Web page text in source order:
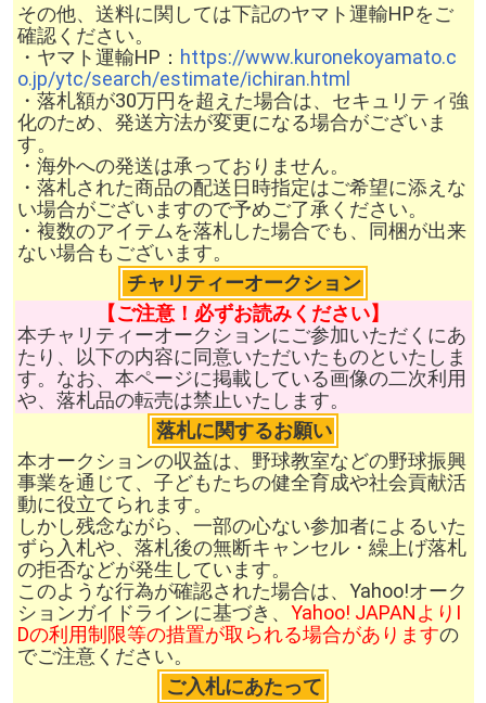
その他、送料に関しては下記のヤマト運輸HPをご
確認ください。
・ヤマト運輸HP： https://www.kuronekoyamato.c
o.jp/ytc/search/estimate/ichiran.html
・落札額が30万円を超えた場合は、セキュリティ強
化のため、発送方法が変更になる場合がございま
す。
・海外への発送は承っておりません。
・落札された商品の配送日時指定はご希望に添えな
い場合がございますので予めご了承ください。
・複数のアイテムを落札した場合でも、同梱が出来
ない場合もございます。
チャリティーオークション
【ご注意！必ずお読みください】
本チャリティーオークションにご参加いただくにあ
たり、以下の内容に同意いただいたものといたしま
す。なお、本ページに掲載している画像の二次利用
や、落札品の転売は禁止いたします。
落札に関するお願い
本オークションの収益は、野球教室などの野球振興
事業を通じて、子どもたちの健全育成や社会貢献活
動に役立てられます。
しかし残念ながら、一部の心ない参加者によるいた
ずら入札や、落札後の無断キャンセル・繰上げ落札
の拒否などが発生しています。
このような行為が確認された場合は、Yahoo!オーク
ションガイドラインに基づき、 Yahoo! JAPANよりI
Dの利用制限等の措置が取られる場合がありますの
でご注意ください。
ご入札にあたって